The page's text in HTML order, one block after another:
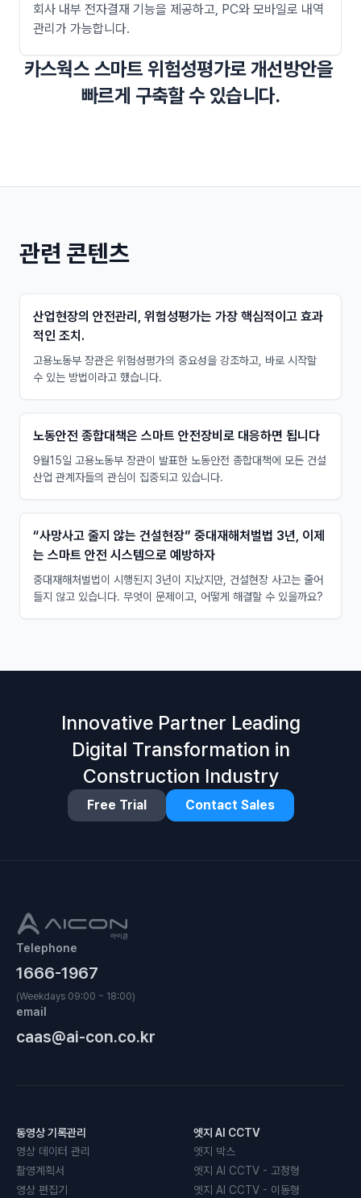
회사 내부 전자결재 기능을 제공하고, PC와 모바일로 내역
관리가 가능합니다.
카스웍스 스마트 위험성평가로 개선방안을
빠르게 구축할 수 있습니다.
관련 콘텐츠
산업현장의 안전관리, 위험성평가는 가장 핵심적이고 효과
적인 조치.
고용노동부 장관은 위험성평가의 중요성을 강조하고, 바로 시작할
수 있는 방법이라고 했습니다.
노동안전 종합대책은 스마트 안전장비로 대응하면 됩니다
9월15일 고용노동부 장관이 발표한 노동안전 종합대책에 모든 건설
산업 관계자들의 관심이 집중되고 있습니다.
“사망사고 줄지 않는 건설현장” 중대재해처벌법 3년, 이제
는 스마트 안전 시스템으로 예방하자
중대재해처벌법이 시행된지 3년이 지났지만, 건설현장 사고는 줄어
들지 않고 있습니다. 무엇이 문제이고, 어떻게 해결할 수 있을까요?
Innovative Partner Leading
Digital Transformation in
Construction Industry
Free Trial Contact Sales
Telephone
1666-1967
(Weekdays 09:00 ~ 18:00)
email
caas@ai-con.co.kr
동영상 기록관리
영상 데이터 관리
촬영계획서
영상 편집기
엣지 AI CCTV
엣지 박스
엣지 AI CCTV - 고정형
엣지 AI CCTV - 이동형